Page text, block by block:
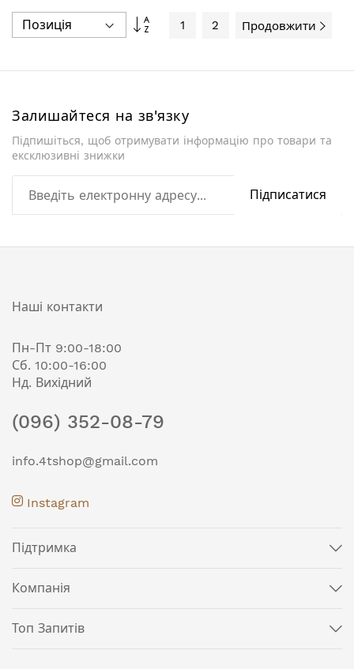
Сортувати
1 2 Продовжити
Залишайтеся на зв'язку
Підпишіться, щоб отримувати інформацію про товари та
ексклюзивні знижки
Підписатися
Наші контакти
Пн-Пт 9:00-18:00
Сб. 10:00-16:00
Нд. Вихідний
(096) 352-08-79
info.4tshop@gmail.com
Instagram
Підтримка
Компанія
Топ Запитів